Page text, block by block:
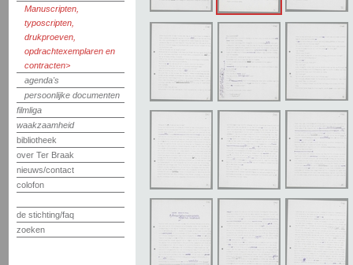
Manuscripten,
typoscripten,
drukproeven,
opdrachtexemplaren en
contracten
agenda's
persoonlijke documenten
filmliga
waakzaamheid
bibliotheek
over Ter Braak
nieuws/contact
colofon
de stichting/faq
zoeken